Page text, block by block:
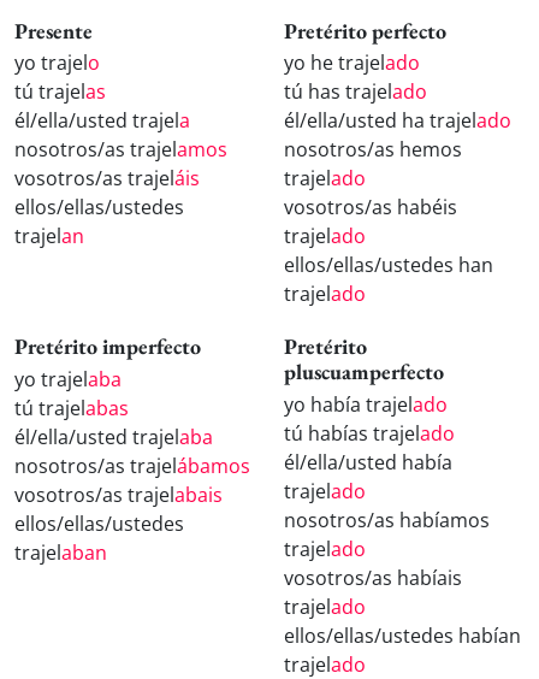
Presente
yo trajelo
tú trajelas
él/ella/usted trajela
nosotros/as trajelamos
vosotros/as trajeláis
ellos/ellas/ustedes
trajelan
Pretérito perfecto
yo he trajelado
tú has trajelado
él/ella/usted ha trajelado
nosotros/as hemos
trajelado
vosotros/as habéis
trajelado
ellos/ellas/ustedes han
trajelado
Pretérito imperfecto
yo trajelaba
tú trajelabas
él/ella/usted trajelaba
nosotros/as trajelábamos
vosotros/as trajelabais
ellos/ellas/ustedes
trajelaban
Pretérito
pluscuamperfecto
yo había trajelado
tú habías trajelado
él/ella/usted había
trajelado
nosotros/as habíamos
trajelado
vosotros/as habíais
trajelado
ellos/ellas/ustedes habían
trajelado